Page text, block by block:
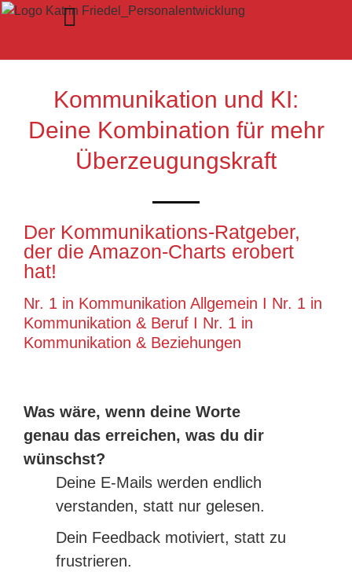
Zum
Kommunikation und KI:
Deine Kombination für mehr
Überzeugungskraft
Der Kommunikations-Ratgeber,
der die Amazon-Charts erobert
hat!
Nr. 1 in Kommunikation Allgemein I Nr. 1 in
Kommunikation & Beruf I Nr. 1 in
Kommunikation & Beziehungen
Was wäre, wenn deine Worte
genau das erreichen, was du dir
wünschst?
Deine E-Mails werden endlich
verstanden, statt nur gelesen.
Dein Feedback motiviert, statt zu
frustrieren.